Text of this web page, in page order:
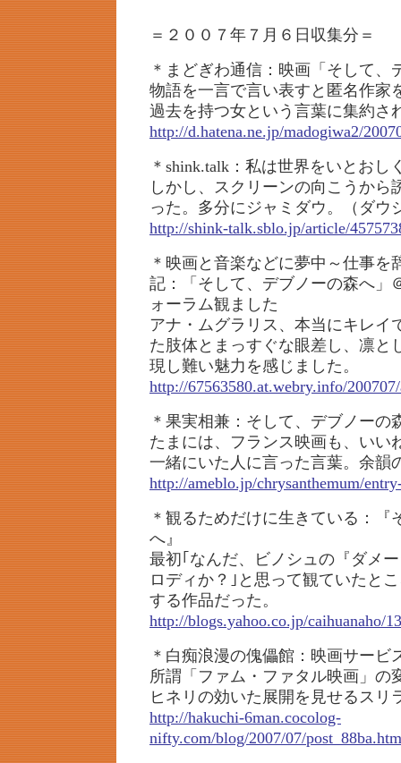
＝２００７年７月６日収集分＝
＊まどぎわ通信：映画「そして、
物語を一言で言い表すと匿名作家
過去を持つ女という言葉に集約さ
http://d.hatena.ne.jp/madogiwa2/
＊shink.talk：私は世界をいとおし
しかし、スクリーンの向こうから
った。多分にジャミダウ。（ダウ
http://shink-talk.sblo.jp/article/
＊映画と音楽などに夢中～仕事を
記：「そして、デブノーの森へ」
ォーラム観ました
アナ・ムグラリス、本当にキレイ
た肢体とまっすぐな眼差し、凛と
現し難い魅力を感じました。
http://67563580.at.webry.info/
＊果実相兼：そして、デブノーの
たまには、フランス映画も、いい
一緒にいた人に言った言葉。余韻
http://ameblo.jp/chrysanthemum/
＊観るためだけに生きている：『
へ』
最初｢なんだ、ビノシュの『ダメ
ロディか？｣と思って観ていたと
する作品だった。
http://blogs.yahoo.co.jp/caihuanaho/
＊白痴浪漫の傀儡館：映画サービ
所謂「ファム・ファタル映画」の
ヒネリの効いた展開を見せるスリ
http://hakuchi-6man.cocolog-
nifty.com/blog/2007/07/